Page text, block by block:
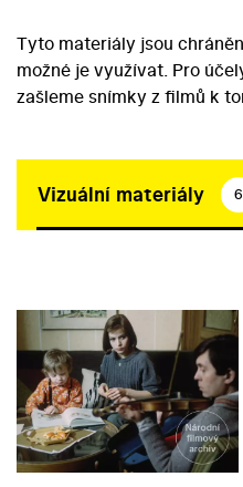
Tyto materiály jsou
možné je využívat. Pro
zašleme snímky z filmů k
Vizuální materiály 6